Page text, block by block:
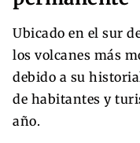
Ubicado en el sur
los volcanes más
debido a su
de habitantes y
año.